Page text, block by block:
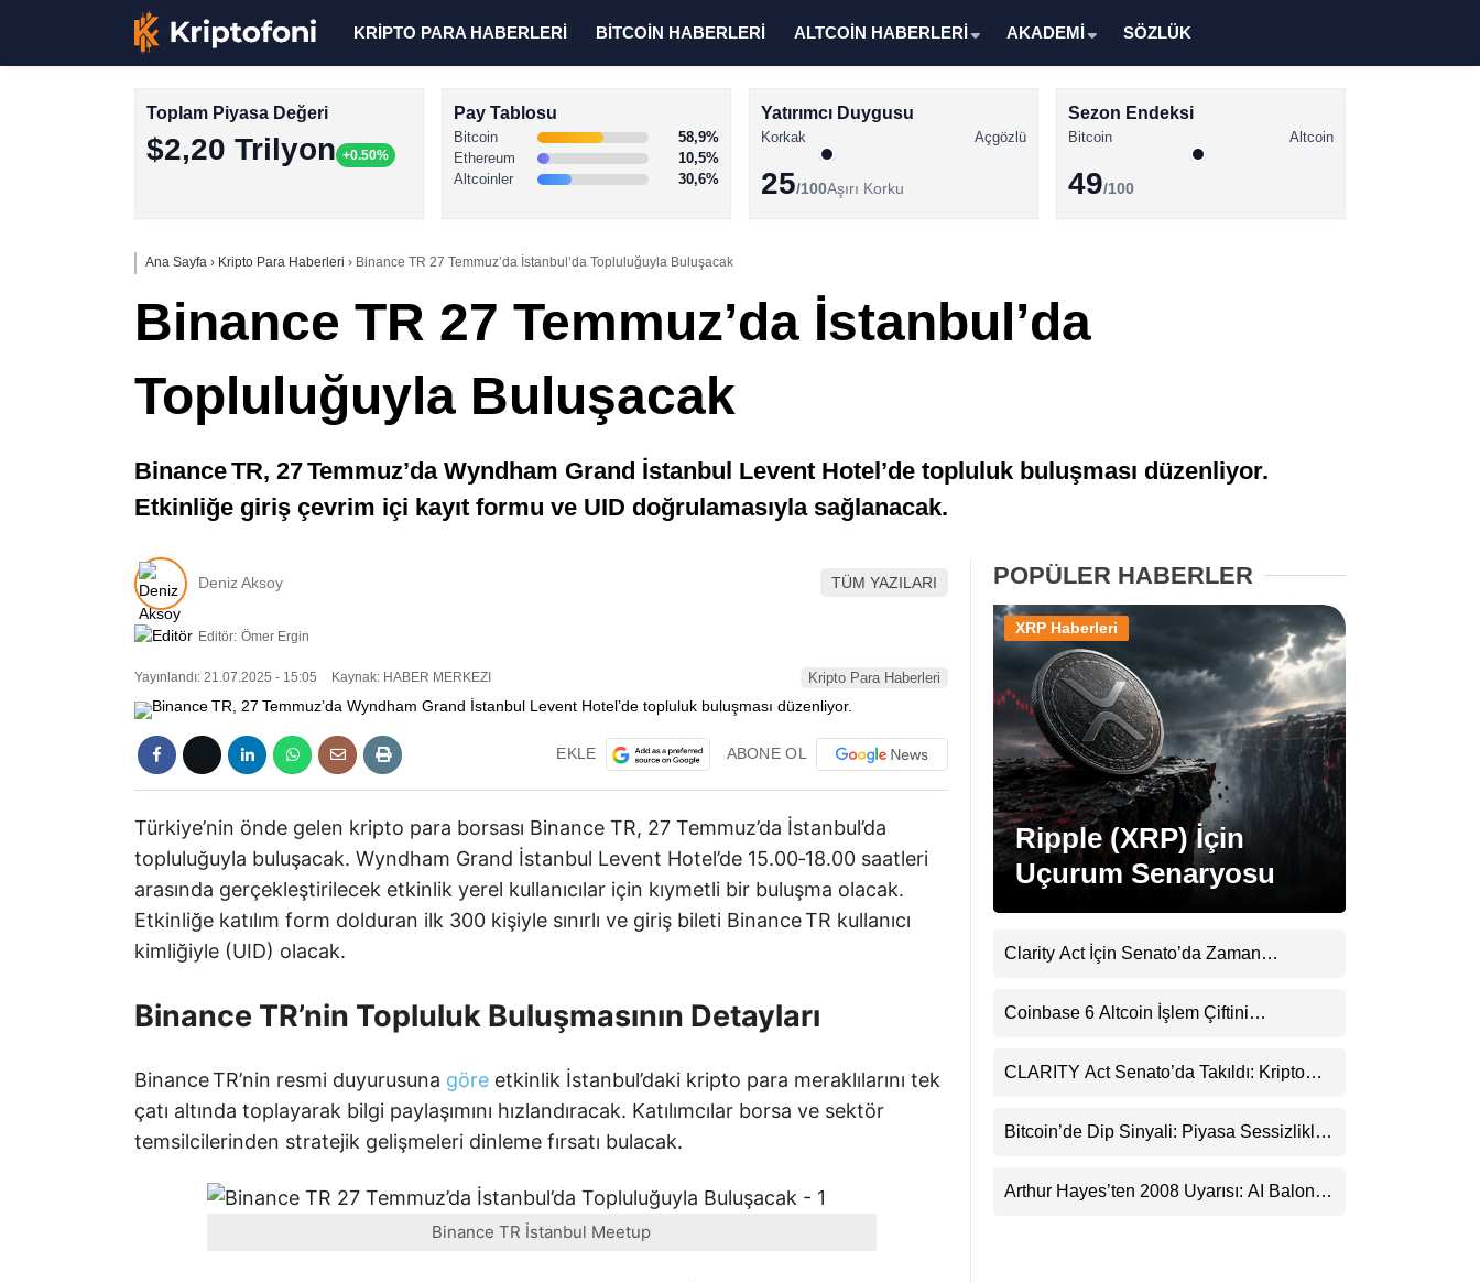
Memecoin Haberleri
Facebook
Instagram
Youtube
KRİPTO PARA HABERLERİ BİTCOİN HABERLERİ ALTCOİN HABERLERİ AKADEMİ SÖZLÜK
Toplam Piyasa Değeri
$2,20 Trilyon +0.50%
Pay Tablosu
Bitcoin
58,9%
Ethereum
10,5%
Altcoinler
30,6%
Yatırımcı Duygusu
Korkak Açgözlü
25/100Aşırı Korku
Sezon Endeksi
Bitcoin Altcoin
49/100
Ana Sayfa › Kripto Para Haberleri › Binance TR 27 Temmuz’da İstanbul’da Topluluğuyla Buluşacak
Binance TR 27 Temmuz’da İstanbul’da
Topluluğuyla Buluşacak
Binance TR, 27 Temmuz’da Wyndham Grand İstanbul Levent Hotel’de topluluk buluşması düzenliyor.
Etkinliğe giriş çevrim içi kayıt formu ve UID doğrulamasıyla sağlanacak.
Deniz Aksoy TÜM YAZILARI
Editör: Ömer Ergin
Yayınlandı: 21.07.2025 - 15:05 Kaynak: HABER MERKEZI Kripto Para Haberleri
EKLE ABONE OL
Türkiye’nin önde gelen kripto para borsası Binance TR, 27 Temmuz’da İstanbul’da
topluluğuyla buluşacak. Wyndham Grand İstanbul Levent Hotel’de 15.00‑18.00 saatleri
arasında gerçekleştirilecek etkinlik yerel kullanıcılar için kıymetli bir buluşma olacak.
Etkinliğe katılım form dolduran ilk 300 kişiyle sınırlı ve giriş bileti Binance TR kullanıcı
kimliğiyle (UID) olacak.
Binance TR’nin Topluluk Buluşmasının Detayları
Binance TR’nin resmi duyurusuna göre etkinlik İstanbul’daki kripto para meraklılarını tek
çatı altında toplayarak bilgi paylaşımını hızlandıracak. Katılımcılar borsa ve sektör
temsilcilerinden stratejik gelişmeleri dinleme fırsatı bulacak.
Binance TR İstanbul Meetup
POPÜLER HABERLER
Ripple (XRP) İçin
Uçurum Senaryosu
XRP Haberleri
Clarity Act İçin Senato’da Zaman
Coinbase 6 Altcoin İşlem Çiftini
CLARITY Act Senato’da Takıldı: Kripto
Bitcoin’de Dip Sinyali: Piyasa Sessizlikle
Arthur Hayes’ten 2008 Uyarısı: AI Balonu